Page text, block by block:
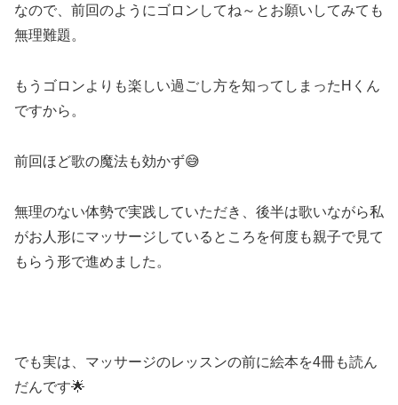
なので、前回のようにゴロンしてね～とお願いしてみても
無理難題。
もうゴロンよりも楽しい過ごし方を知ってしまったHくん
ですから。
前回ほど歌の魔法も効かず😅
無理のない体勢で実践していただき、後半は歌いながら私
がお人形にマッサージしているところを何度も親子で見て
もらう形で進めました。
でも実は、マッサージのレッスンの前に絵本を4冊も読ん
だんです🌟